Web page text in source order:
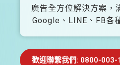
廣告全方位解決方案，
Google、LINE、FB各
歡迎聯繫我們: 0800-003-